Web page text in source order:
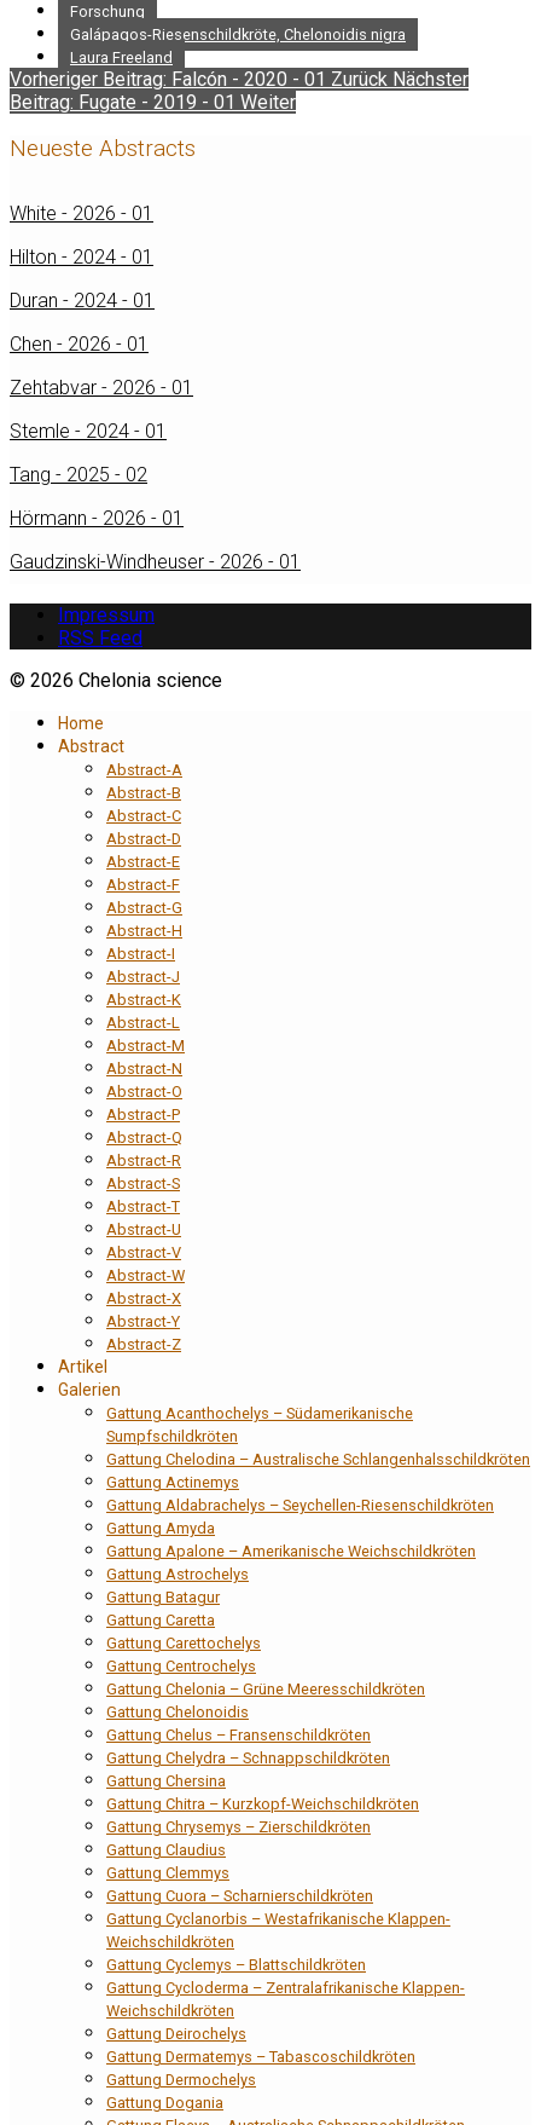
Forschung
Galápagos-Riesenschildkröte, Chelonoidis nigra
Laura Freeland
Vorheriger Beitrag: Falcón - 2020 - 01 Zurück Nächster
Beitrag: Fugate - 2019 - 01 Weiter
Neueste Abstracts
White - 2026 - 01
Hilton - 2024 - 01
Duran - 2024 - 01
Chen - 2026 - 01
Zehtabvar - 2026 - 01
Stemle - 2024 - 01
Tang - 2025 - 02
Hörmann - 2026 - 01
Gaudzinski-Windheuser - 2026 - 01
Impressum
RSS Feed
© 2026 Chelonia science
Home
Abstract
Abstract-A
Abstract-B
Abstract-C
Abstract-D
Abstract-E
Abstract-F
Abstract-G
Abstract-H
Abstract-I
Abstract-J
Abstract-K
Abstract-L
Abstract-M
Abstract-N
Abstract-O
Abstract-P
Abstract-Q
Abstract-R
Abstract-S
Abstract-T
Abstract-U
Abstract-V
Abstract-W
Abstract-X
Abstract-Y
Abstract-Z
Artikel
Galerien
Gattung Acanthochelys – Südamerikanische
Sumpfschildkröten
Gattung Chelodina – Australische Schlangenhalsschildkröten
Gattung Actinemys
Gattung Aldabrachelys – Seychellen-Riesenschildkröten
Gattung Amyda
Gattung Apalone – Amerikanische Weichschildkröten
Gattung Astrochelys
Gattung Batagur
Gattung Caretta
Gattung Carettochelys
Gattung Centrochelys
Gattung Chelonia – Grüne Meeresschildkröten
Gattung Chelonoidis
Gattung Chelus – Fransenschildkröten
Gattung Chelydra – Schnappschildkröten
Gattung Chersina
Gattung Chitra – Kurzkopf-Weichschildkröten
Gattung Chrysemys – Zierschildkröten
Gattung Claudius
Gattung Clemmys
Gattung Cuora – Scharnierschildkröten
Gattung Cyclanorbis – Westafrikanische Klappen-
Weichschildkröten
Gattung Cyclemys – Blattschildkröten
Gattung Cycloderma – Zentralafrikanische Klappen-
Weichschildkröten
Gattung Deirochelys
Gattung Dermatemys – Tabascoschildkröten
Gattung Dermochelys
Gattung Dogania